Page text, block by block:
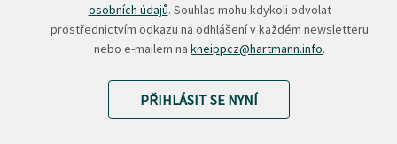
osobních údajů. Souhlas mohu kdykoli odvolat
prostřednictvím odkazu na odhlášení v každém newsletteru
nebo e-mailem na kneippcz@hartmann.info.
PŘIHLÁSIT SE NYNÍ